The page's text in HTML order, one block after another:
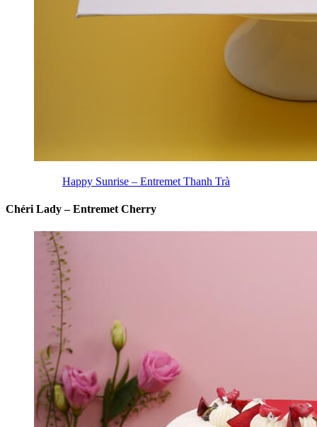
Happy Sunrise – Entremet Thanh Trà
Chéri Lady – Entremet Cherry